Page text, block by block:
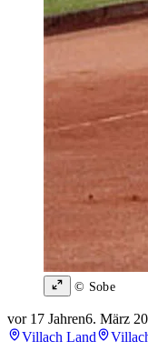
© Sobe
vor 17 Jahren6. März
Villach Land